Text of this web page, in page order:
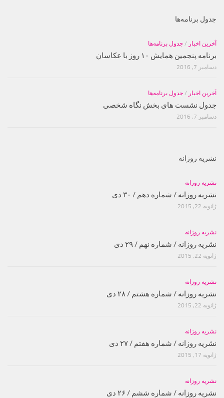
جدول برنامه‌ها
آخرین اخبار / جدول برنامه‌ها
برنامه پنجمین همایش ۱۰ روز با عکاسان
دسامبر 7, 2016
آخرین اخبار / جدول برنامه‌ها
جدول نشست های بخش نگاه شخصی
دسامبر 7, 2016
نشریه روزانه
نشریه روزانه
نشریه روزانه / شماره دهم / ۳۰ دی
ژانویه 22, 2015
نشریه روزانه
نشریه روزانه / شماره نهم / ۲۹ دی
ژانویه 22, 2015
نشریه روزانه
نشریه روزانه / شماره هشتم / ۲۸ دی
ژانویه 22, 2015
نشریه روزانه
نشریه روزانه / شماره هفتم / ۲۷ دی
ژانویه 17, 2015
نشریه روزانه
نشریه روزانه / شماره ششم / ۲۶ دی